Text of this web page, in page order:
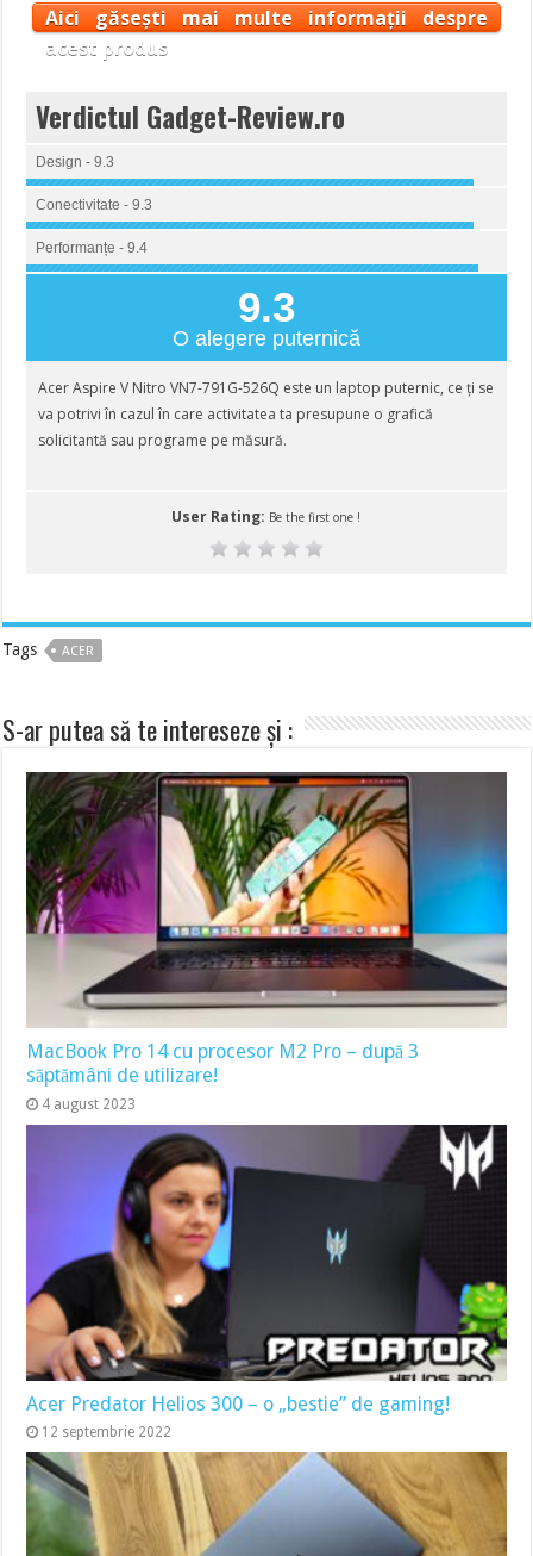
Aici găsești mai multe informații despre
acest produs
Verdictul Gadget-Review.ro
Design - 9.3
Conectivitate - 9.3
Performanțe - 9.4
9.3
O alegere puternică
Acer Aspire V Nitro VN7-791G-526Q este un laptop puternic, ce ți se
va potrivi în cazul în care activitatea ta presupune o grafică
solicitantă sau programe pe măsură.
User Rating: Be the first one !
Tags ACER
S-ar putea să te intereseze și :
MacBook Pro 14 cu procesor M2 Pro – după 3
săptămâni de utilizare!
4 august 2023
Acer Predator Helios 300 – o „bestie” de gaming!
12 septembrie 2022